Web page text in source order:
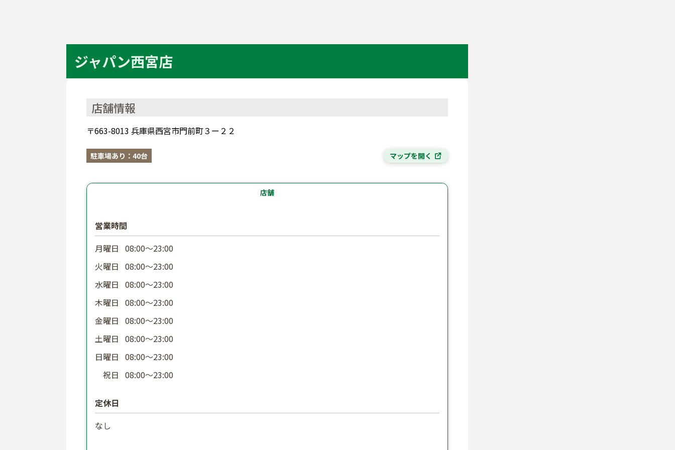
ジャパン西宮店
店舗情報
〒663-8013 兵庫県西宮市門前町３ー２２
駐車場あり：40台 マップを開く
店舗
営業時間
月曜日 08:00〜23:00
火曜日 08:00〜23:00
水曜日 08:00〜23:00
木曜日 08:00〜23:00
金曜日 08:00〜23:00
土曜日 08:00〜23:00
日曜日 08:00〜23:00
祝日 08:00〜23:00
定休日
なし